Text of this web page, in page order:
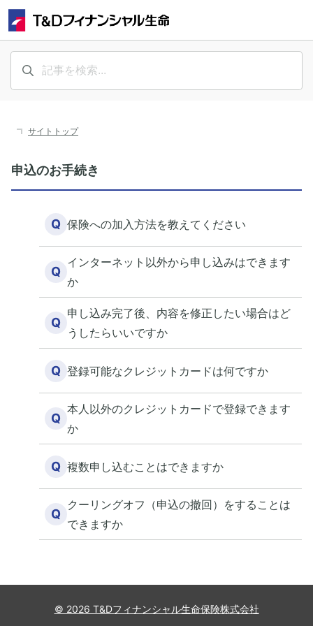
サイトトップ
申込のお手続き
Q 保険への加入方法を教えてください
Q
インターネット以外から申し込みはできます
か
Q
申し込み完了後、内容を修正したい場合はど
うしたらいいですか
Q 登録可能なクレジットカードは何ですか
Q
本人以外のクレジットカードで登録できます
か
Q 複数申し込むことはできますか
Q
クーリングオフ（申込の撤回）をすることは
できますか
© 2026 T&Dフィナンシャル生命保険株式会社